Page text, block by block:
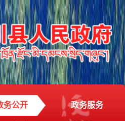
务公开 政务服务